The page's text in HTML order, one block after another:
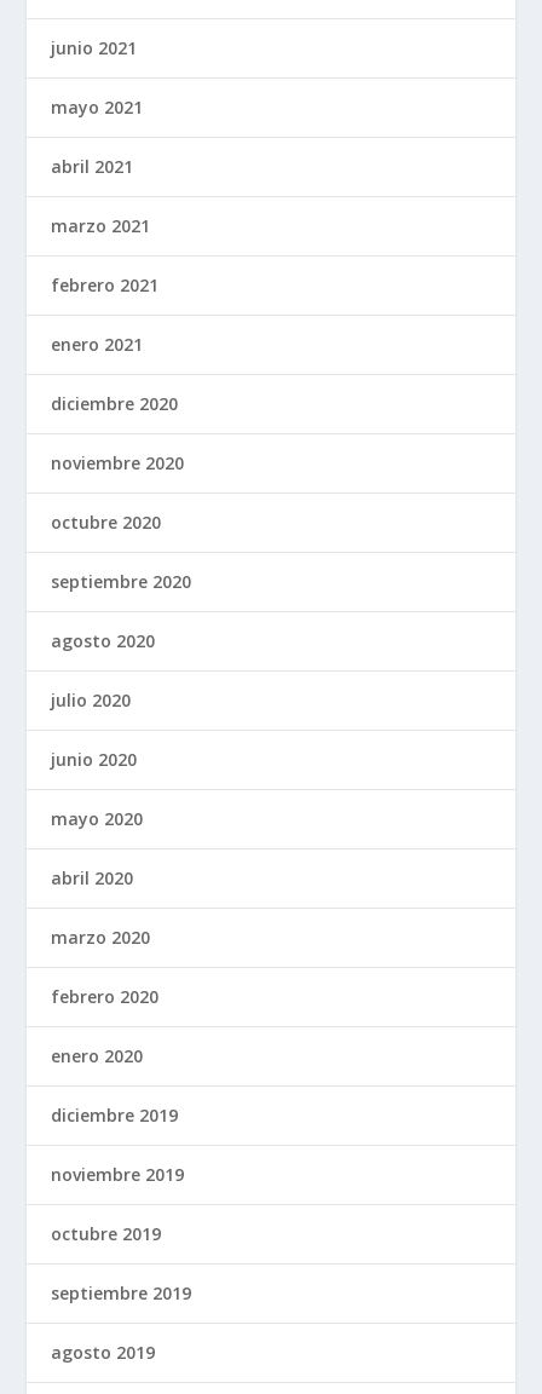
junio 2021
mayo 2021
abril 2021
marzo 2021
febrero 2021
enero 2021
diciembre 2020
noviembre 2020
octubre 2020
septiembre 2020
agosto 2020
julio 2020
junio 2020
mayo 2020
abril 2020
marzo 2020
febrero 2020
enero 2020
diciembre 2019
noviembre 2019
octubre 2019
septiembre 2019
agosto 2019